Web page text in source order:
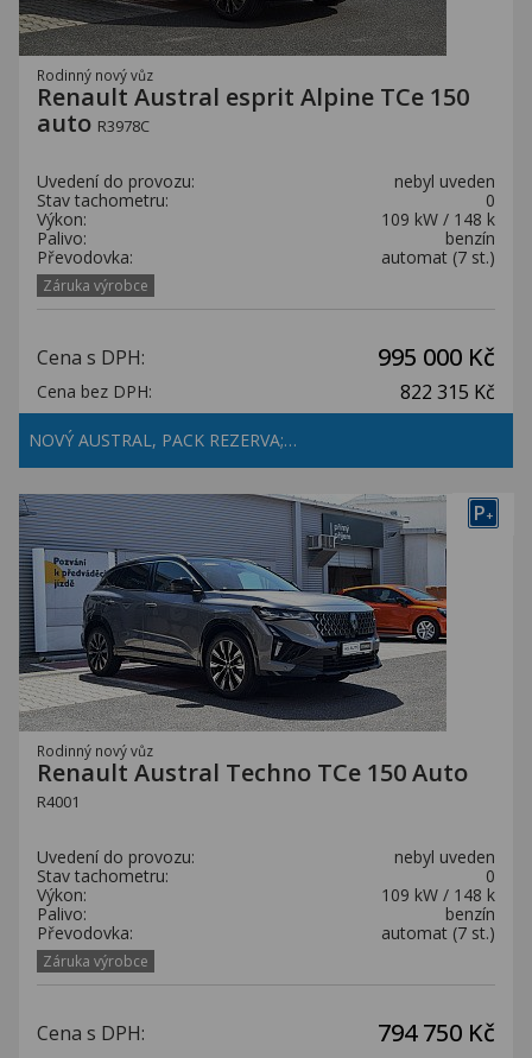
Rodinný nový vůz
Renault Austral esprit Alpine TCe 150
auto R3978C
Uvedení do provozu:
nebyl uveden
Stav tachometru:
0
Výkon:
109 kW / 148 k
Palivo:
benzín
Převodovka:
automat (7 st.)
Záruka výrobce
Cena s DPH: 995 000 Kč
Cena bez DPH: 822 315 Kč
NOVÝ AUSTRAL, PACK REZERVA;…
P+
Rodinný nový vůz
Renault Austral Techno TCe 150 Auto
R4001
Uvedení do provozu:
nebyl uveden
Stav tachometru:
0
Výkon:
109 kW / 148 k
Palivo:
benzín
Převodovka:
automat (7 st.)
Záruka výrobce
Cena s DPH: 794 750 Kč